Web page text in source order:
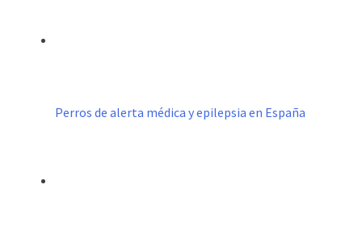
Perros de alerta médica y epilepsia en España